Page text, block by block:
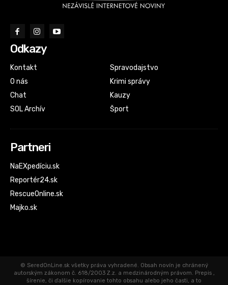
Odkazy
Kontakt
O nás
Chat
SOL Archív
Spravodajstvo
Krimi správy
Kauzy
Šport
Partneri
NaEXpedíciu.sk
Reportér24.sk
RescueOnline.sk
Majko.sk
© SeredOnLine.sk všetky práva vyhradené. Obsah novín je chránený
autorským zákonom č. 618/2003 Z.z. a medzinárodným právom. Prepis ,
šírenie, či ďalšie kopírovanie tohto obsahu alebo jeho časti, a to